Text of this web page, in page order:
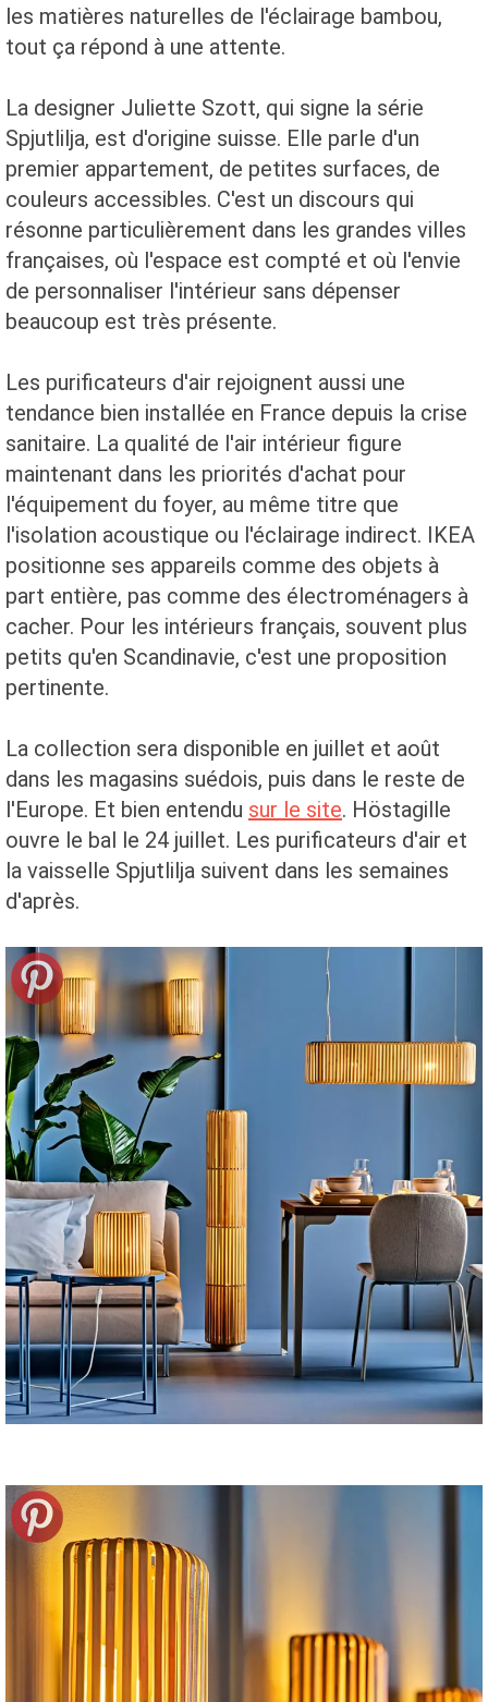
les matières naturelles de l'éclairage bambou,
tout ça répond à une attente.
La designer Juliette Szott, qui signe la série
Spjutlilja, est d'origine suisse. Elle parle d'un
premier appartement, de petites surfaces, de
couleurs accessibles. C'est un discours qui
résonne particulièrement dans les grandes villes
françaises, où l'espace est compté et où l'envie
de personnaliser l'intérieur sans dépenser
beaucoup est très présente.
Les purificateurs d'air rejoignent aussi une
tendance bien installée en France depuis la crise
sanitaire. La qualité de l'air intérieur figure
maintenant dans les priorités d'achat pour
l'équipement du foyer, au même titre que
l'isolation acoustique ou l'éclairage indirect. IKEA
positionne ses appareils comme des objets à
part entière, pas comme des électroménagers à
cacher. Pour les intérieurs français, souvent plus
petits qu'en Scandinavie, c'est une proposition
pertinente.
La collection sera disponible en juillet et août
dans les magasins suédois, puis dans le reste de
l'Europe. Et bien entendu sur le site. Höstagille
ouvre le bal le 24 juillet. Les purificateurs d'air et
la vaisselle Spjutlilja suivent dans les semaines
d'après.